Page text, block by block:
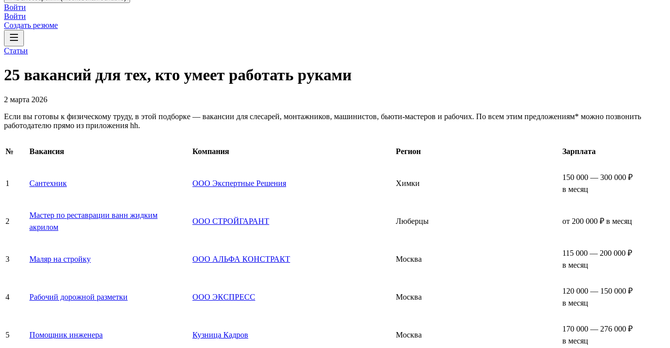
Войти
Войти
Создать резюме
Статьи
25 вакансий для тех, кто умеет работать руками
2 марта 2026
Если вы готовы к физическому труду, в этой подборке — вакансии для слесарей, монтажников, машинистов, бьюти-мастеров и рабочих. По всем этим предложениям* можно позвонить
работодателю прямо из приложения hh.
№ Вакансия Компания Регион Зарплата
1 Сантехник ООО Экспертные Решения Химки
150 000 — 300 000 ₽
в месяц
2
Мастер по реставрации ванн жидким
акрилом
ООО СТРОЙГАРАНТ Люберцы от 200 000 ₽ в месяц
3 Маляр на стройку ООО АЛЬФА КОНСТРАКТ Москва
115 000 — 200 000 ₽
в месяц
4 Рабочий дорожной разметки ООО ЭКСПРЕСС Москва
120 000 — 150 000 ₽
в месяц
5 Помощник инженера Кузница Кадров Москва
170 000 — 276 000 ₽
в месяц